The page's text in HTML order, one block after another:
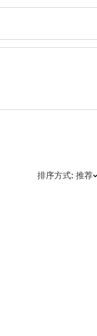
排序方式: 推荐